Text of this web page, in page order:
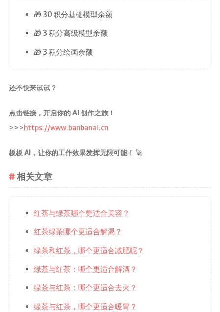
🎁 30 积分基础模型余额
🎁 3 积分高级模型余额
🎁 3 积分绘画余额
还不快来试试？
点击链接，开启你的 AI 创作之旅！
>>>https://www.banbanai.cn
板板 AI，让你的工作效果发挥无限可能！ 🚀
相关文章
红茶与绿茶哪个更适合美容？
红茶绿茶哪个更适合解渴？
绿茶和红茶，哪个更适合减肥呢？
绿茶与红茶：哪个更适合解酒？
绿茶与红茶：哪个更适合去火？
绿茶与红茶，哪个更适合暖胃？